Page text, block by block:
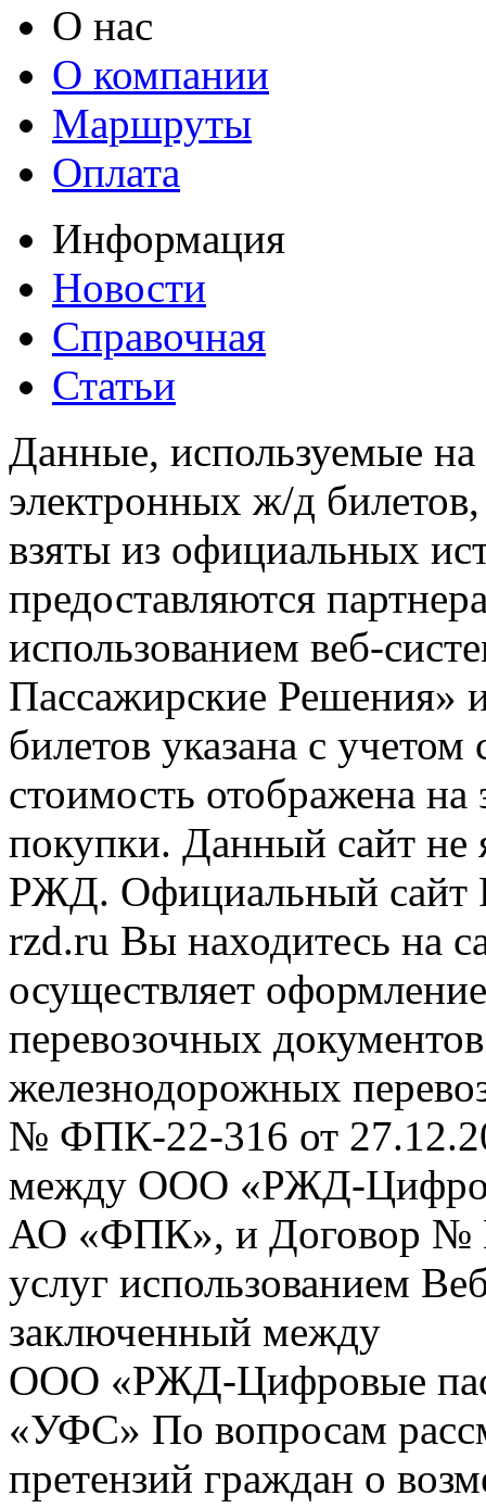
О нас
О компании
Маршруты
Оплата
Информация
Новости
Справочная
Статьи
Данные, используемые
электронных ж/д
взяты из официальных
предоставляются
использованием веб-
Пассажирские
билетов указана с
стоимость отображена
покупки. Данный сайт не
РЖД. Официальный сайт
rzd.ru Вы находитесь на
осуществляет
перевозочных
железнодорожных
№ ФПК-22-316 от
между ООО «РЖД-
АО «ФПК», и Договор №
услуг использованием
заключенный между
ООО «РЖД-Цифровые
«УФС» По вопросам
претензий граждан о